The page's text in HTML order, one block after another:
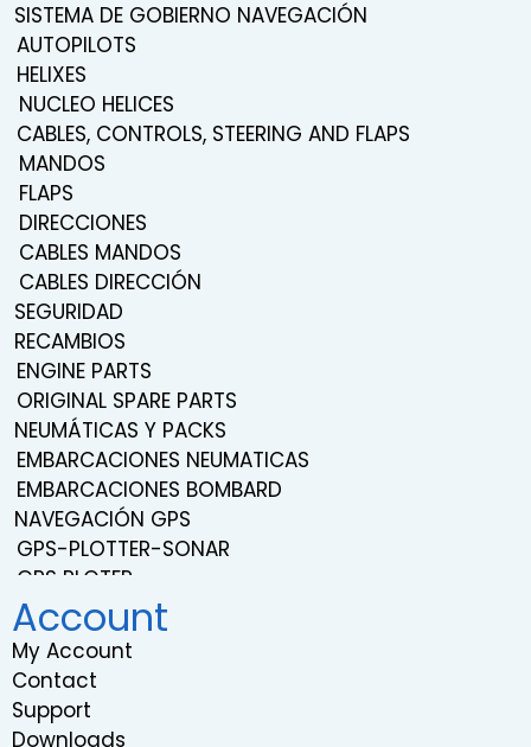
SISTEMA DE GOBIERNO NAVEGACIÓN
AUTOPILOTS
HELIXES
NUCLEO HELICES
CABLES, CONTROLS, STEERING AND FLAPS
MANDOS
FLAPS
DIRECCIONES
CABLES MANDOS
CABLES DIRECCIÓN
SEGURIDAD
RECAMBIOS
ENGINE PARTS
ORIGINAL SPARE PARTS
NEUMÁTICAS Y PACKS
EMBARCACIONES NEUMATICAS
EMBARCACIONES BOMBARD
NAVEGACIÓN GPS
GPS-PLOTTER-SONAR
GPS PLOTER
NAVEGACIÓN
TRANSDUCERS
PROBES
SISTEMA DE SONIDO Y ENTRETENIMIENTO
VHF RADIOS
Account
My Account
Contact
Support
Downloads